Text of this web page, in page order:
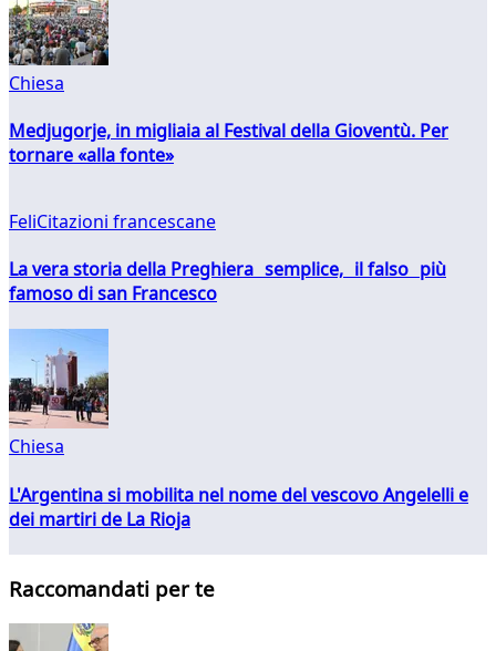
Chiesa
Medjugorje, in migliaia al Festival della Gioventù. Per
tornare «alla fonte»
FeliCitazioni francescane
La vera storia della Preghiera semplice, il falso più
famoso di san Francesco
Chiesa
L'Argentina si mobilita nel nome del vescovo Angelelli e
dei martiri de La Rioja
Raccomandati per te